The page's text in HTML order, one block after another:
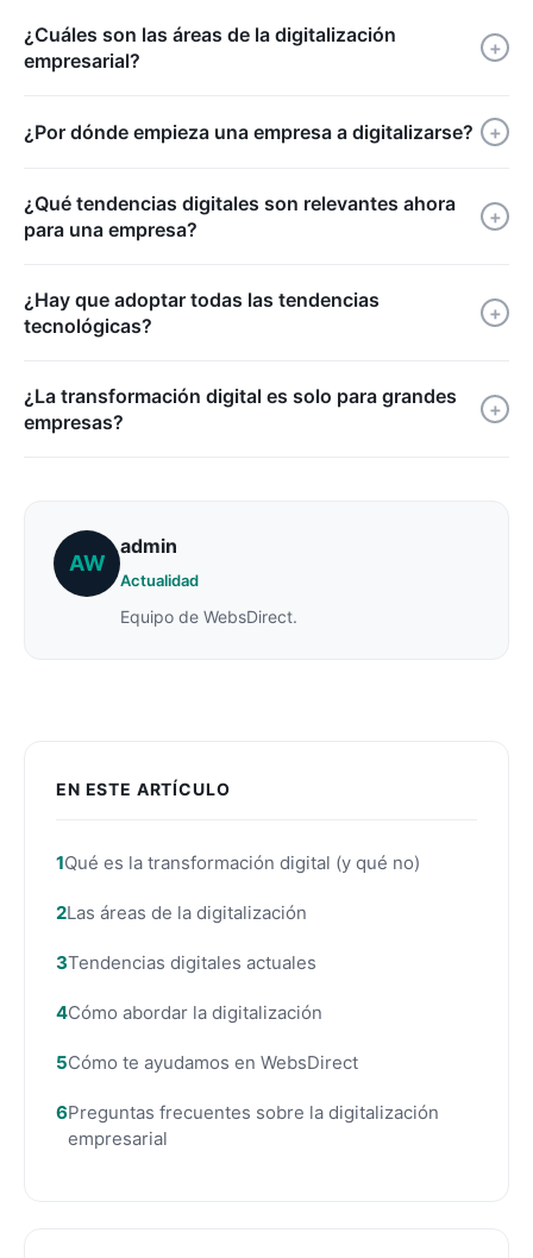
EN ESTE ARTÍCULO
Qué es la transformación digital (y qué no)
Las áreas de la digitalización
Tendencias digitales actuales
Cómo abordar la digitalización
Cómo te ayudamos en WebsDirect
Preguntas frecuentes sobre la digitalización
empresarial
¿Cuáles son las áreas de la digitalización
empresarial?
+
¿Por dónde empieza una empresa a digitalizarse? +
¿Qué tendencias digitales son relevantes ahora
para una empresa?
+
¿Hay que adoptar todas las tendencias
tecnológicas?
+
¿La transformación digital es solo para grandes
empresas?
+
AW
admin
Actualidad
Equipo de WebsDirect.